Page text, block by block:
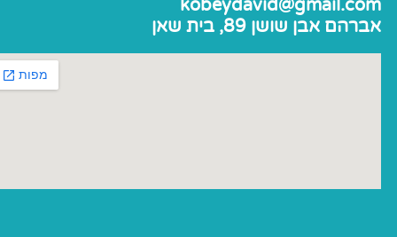
kobeydavid@gmail.com
אברהם אבן שושן 89, בית שאן